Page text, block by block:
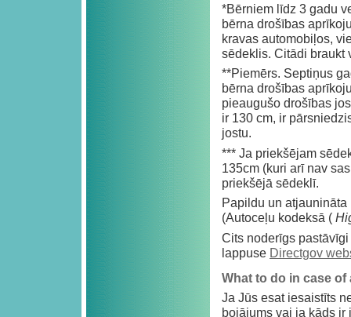
*Bērniem līdz 3 gadu
bērna drošības
kravas automobiļos,
sēdeklis. Citādi braukt
**Piemērs. Septiņus
bērna drošības
pieaugušo drošības
ir 130 cm, ir
jostu.
*** Ja priekšējam
135cm (kuri arī nav
priekšējā sēdeklī.
Papildu un
(Autoceļu kodeksā (
Cits noderīgs
lappuse Directgov
What to do in case
Ja Jūs esat iesaistīts
bojājums vai ja kāds ir